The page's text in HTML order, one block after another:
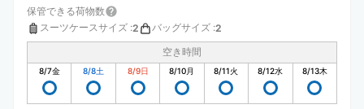
保管できる荷物数
スーツケースサイズ :2 バッグサイズ :2
空き時間
8/7金 8/8土 8/9日 8/10月 8/11火 8/12水 8/13木